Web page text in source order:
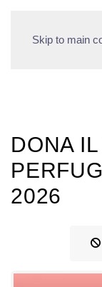
Skip to main
DONA
2026